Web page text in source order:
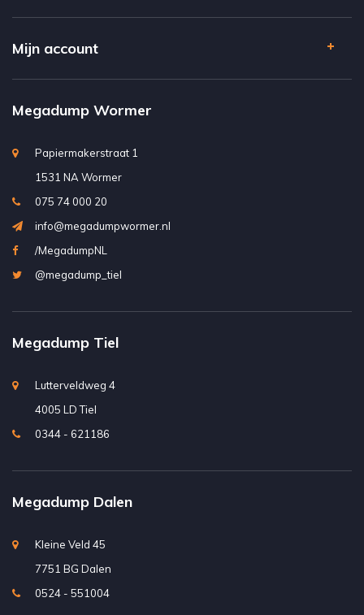
Mijn account
Megadump Wormer
Papiermakerstraat 1
1531 NA Wormer
075 74 000 20
info@megadumpwormer.nl
/MegadumpNL
@megadump_tiel
Megadump Tiel
Lutterveldweg 4
4005 LD Tiel
0344 - 621186
Megadump Dalen
Kleine Veld 45
7751 BG Dalen
0524 - 551004